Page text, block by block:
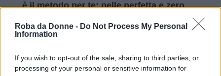
Roba da Donne - Do Not Process My Personal
Information
If you wish to opt-out of the sale, sharing to third parties, or
processing of your personal or sensitive information for
è il metodo per te: pelle perfetta e zero
Come si usa il Medicube
Age-R Booster Pro